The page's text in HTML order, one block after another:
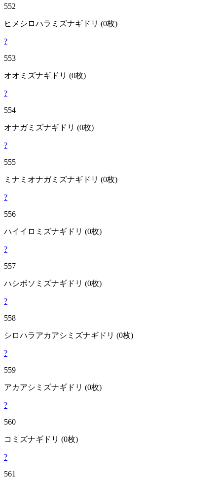
552
ヒメシロハラミズナギドリ (0枚)
?
553
オオミズナギドリ (0枚)
?
554
オナガミズナギドリ (0枚)
?
555
ミナミオナガミズナギドリ (0枚)
?
556
ハイイロミズナギドリ (0枚)
?
557
ハシボソミズナギドリ (0枚)
?
558
シロハラアカアシミズナギドリ (0枚)
?
559
アカアシミズナギドリ (0枚)
?
560
コミズナギドリ (0枚)
?
561